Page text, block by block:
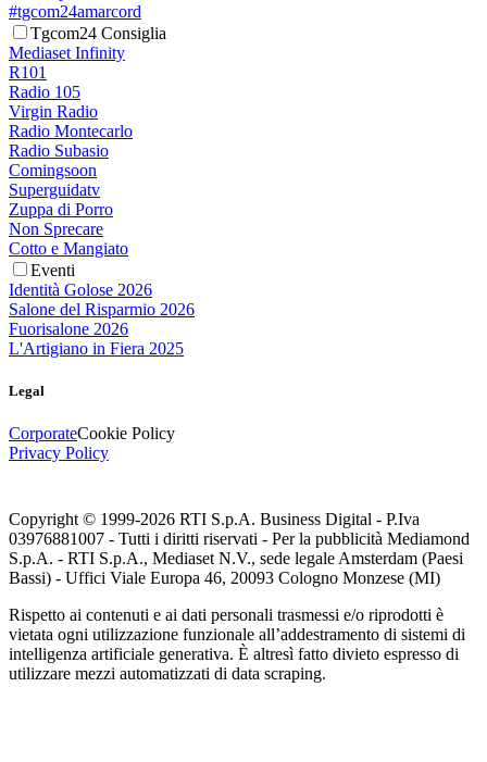
#tgcom24amarcord
Tgcom24 Consiglia
Mediaset Infinity
R101
Radio 105
Virgin Radio
Radio Montecarlo
Radio Subasio
Comingsoon
Superguidatv
Zuppa di Porro
Non Sprecare
Cotto e Mangiato
Eventi
Identità Golose 2026
Salone del Risparmio 2026
Fuorisalone 2026
L'Artigiano in Fiera 2025
Legal
CorporateCookie Policy
Privacy Policy
Copyright © 1999-2026 RTI S.p.A. Business Digital - P.Iva
03976881007 - Tutti i diritti riservati - Per la pubblicità Mediamond
S.p.A. - RTI S.p.A., Mediaset N.V., sede legale Amsterdam (Paesi
Bassi) - Uffici Viale Europa 46, 20093 Cologno Monzese (MI)
Rispetto ai contenuti e ai dati personali trasmessi e/o riprodotti è
vietata ogni utilizzazione funzionale all’addestramento di sistemi di
intelligenza artificiale generativa. È altresì fatto divieto espresso di
utilizzare mezzi automatizzati di data scraping.